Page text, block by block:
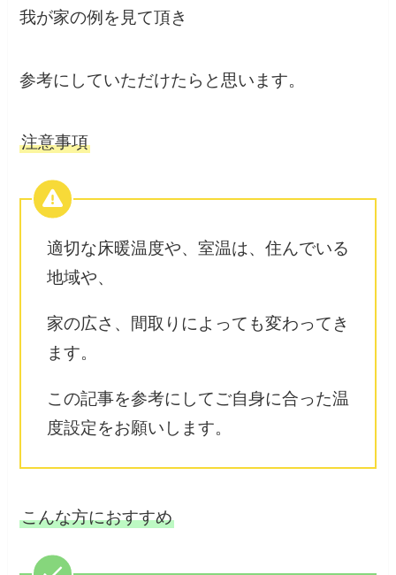
我が家の例を見て頂き
参考にしていただけたらと思います。
注意事項
適切な床暖温度や、室温は、住んでいる
地域や、
家の広さ、間取りによっても変わってき
ます。
この記事を参考にしてご自身に合った温
度設定をお願いします。
こんな方におすすめ